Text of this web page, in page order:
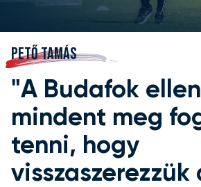
PETŐ TAMÁS
"A Budafok ellen
mindent meg
tenni, hogy
visszaszerezzük